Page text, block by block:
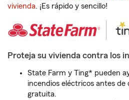
vivienda. ¡Es rápido y sencillo!
Proteja su vivienda contra los
State Farm y Ting* pueden
incendios eléctricos antes
gratuita.